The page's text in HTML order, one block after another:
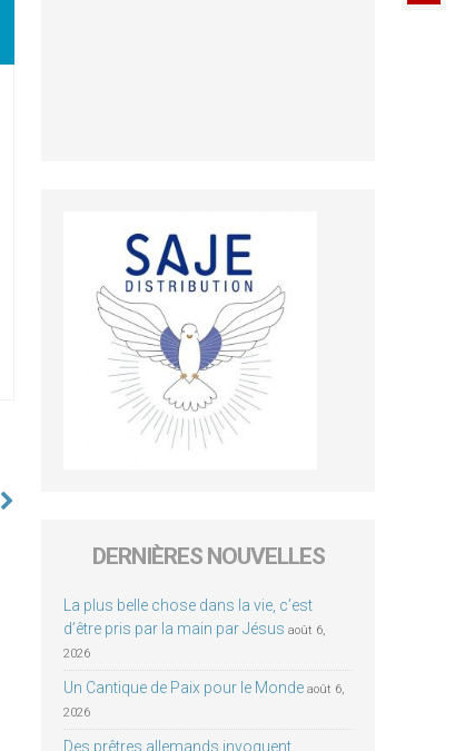
DERNIÈRES NOUVELLES
La plus belle chose dans la vie, c’est
d’être pris par la main par Jésus août 6,
2026
Un Cantique de Paix pour le Monde août 6,
2026
Des prêtres allemands invoquent